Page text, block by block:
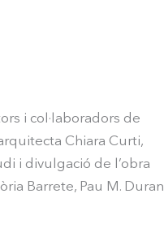
i col·laboradors de
Chiara Curti,
i divulgació de l’obra
Barrete, Pau M. Duran